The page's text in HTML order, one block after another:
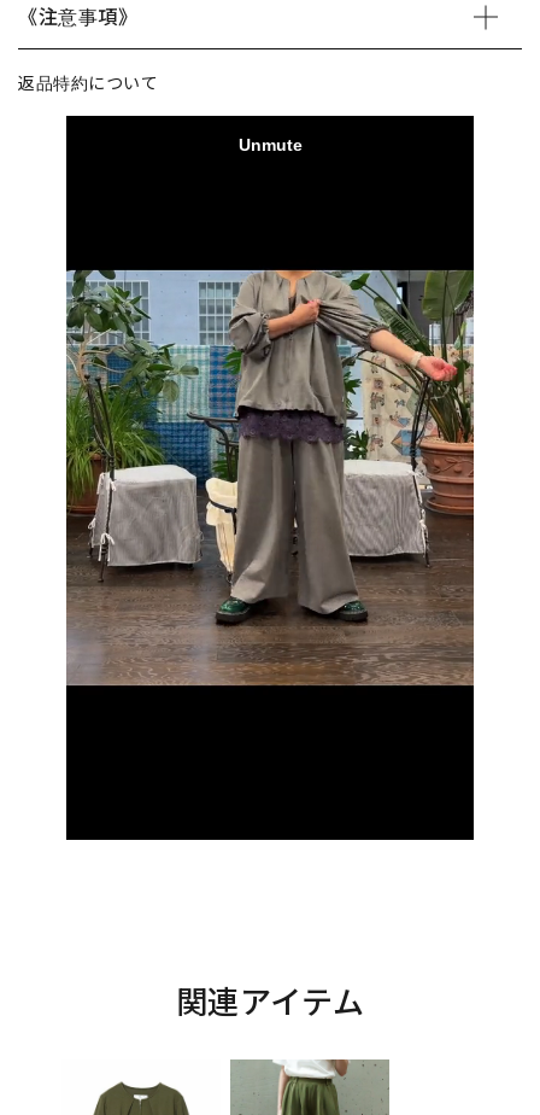
《注意事項》
返品特約について
関連アイテム